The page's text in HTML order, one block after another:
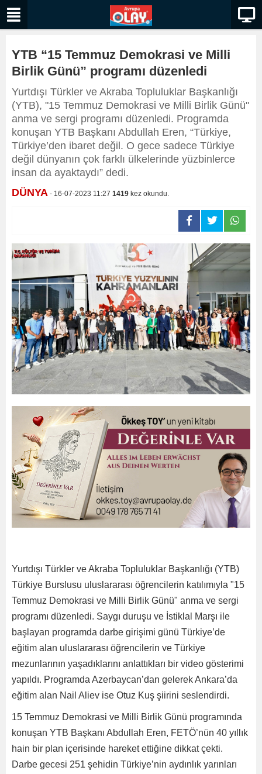
YTB “15 Temmuz Demokrasi ve Milli
Birlik Günü” programı düzenledi
Yurtdışı Türkler ve Akraba Topluluklar Başkanlığı
(YTB), "15 Temmuz Demokrasi ve Milli Birlik Günü"
anma ve sergi programı düzenledi. Programda
konuşan YTB Başkanı Abdullah Eren, “Türkiye,
Türkiye’den ibaret değil. O gece sadece Türkiye
değil dünyanın çok farklı ülkelerinde yüzbinlerce
insan da ayaktaydı” dedi.
DÜNYA - 16-07-2023 11:27 1419 kez okundu.
Yurtdışı Türkler ve Akraba Topluluklar Başkanlığı (YTB)
Türkiye Burslusu uluslararası öğrencilerin katılımıyla "15
Temmuz Demokrasi ve Milli Birlik Günü" anma ve sergi
programı düzenledi. Saygı duruşu ve İstiklal Marşı ile
başlayan programda darbe girişimi günü Türkiye’de
eğitim alan uluslararası öğrencilerin ve Türkiye
mezunlarının yaşadıklarını anlattıkları bir video gösterimi
yapıldı. Programda Azerbaycan’dan gelerek Ankara’da
eğitim alan Nail Aliev ise Otuz Kuş şiirini seslendirdi.
15 Temmuz Demokrasi ve Milli Birlik Günü programında
konuşan YTB Başkanı Abdullah Eren, FETÖ’nün 40 yıllık
hain bir plan içerisinde hareket ettiğine dikkat çekti.
Darbe gecesi 251 şehidin Türkiye’nin aydınlık yarınları